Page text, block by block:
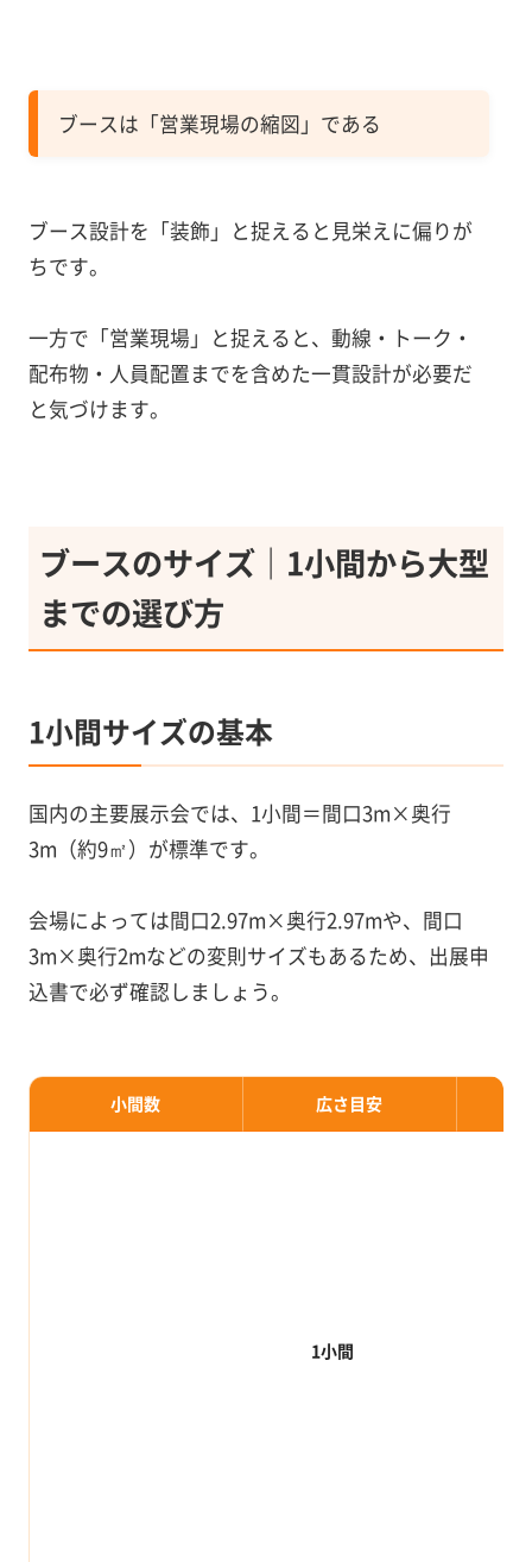
ブースは「営業現場の縮図」である
ブース設計を「装飾」と捉えると見栄えに偏りが
ちです。
一方で「営業現場」と捉えると、動線・トーク・
配布物・人員配置までを含めた一貫設計が必要だ
と気づけます。
ブースのサイズ｜1小間から大型
までの選び方
1小間サイズの基本
国内の主要展示会では、1小間＝間口3m×奥行
3m（約9㎡）が標準です。
会場によっては間口2.97m×奥行2.97mや、間口
3m×奥行2mなどの変則サイズもあるため、出展申
込書で必ず確認しましょう。
小間数 広さ目安
1小間